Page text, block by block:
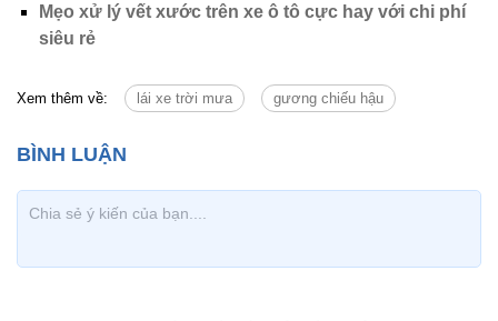
Mẹo xử lý vết xước trên xe ô tô cực hay với chi phí
siêu rẻ
Xem thêm về: lái xe trời mưa gương chiếu hậu